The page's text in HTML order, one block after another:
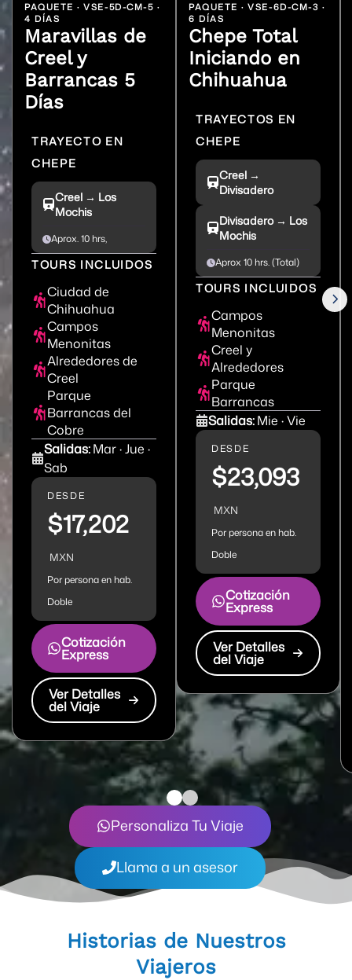
PAQUETE · VSE-5D-CM-5 ·
4 DÍAS
Maravillas de
Creel y
Barrancas 5
Días
TRAYECTO EN
CHEPE
Creel → Los
Mochis
Aprox. 10 hrs,
TOURS INCLUIDOS
Ciudad de
Chihuahua
Campos
Menonitas
Alrededores de
Creel
Parque
Barrancas del
Cobre
Salidas:Mar · Jue ·
Sab
DESDE
$17,202
MXN
Por persona en hab.
Doble
Cotización
Express
Ver Detalles
del Viaje
PAQUETE · VSE-6D-CM-3 ·
6 DÍAS
Chepe Total
Iniciando en
Chihuahua
TRAYECTOS EN
CHEPE
Creel →
Divisadero
Divisadero → Los
Mochis
Aprox 10 hrs. (Total)
TOURS INCLUIDOS
Campos
Menonitas
Creel y
Alrededores
Parque
Barrancas
Salidas:Mie · Vie
DESDE
$23,093
MXN
Por persona en hab.
Doble
Cotización
Express
Ver Detalles
del Viaje
Personaliza Tu Viaje
Llama a un asesor
Historias de Nuestros
Viajeros